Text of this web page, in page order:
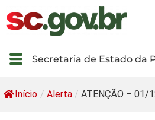
Secretaria de Estado da
Início / Alerta / ATENÇÃO – 01/